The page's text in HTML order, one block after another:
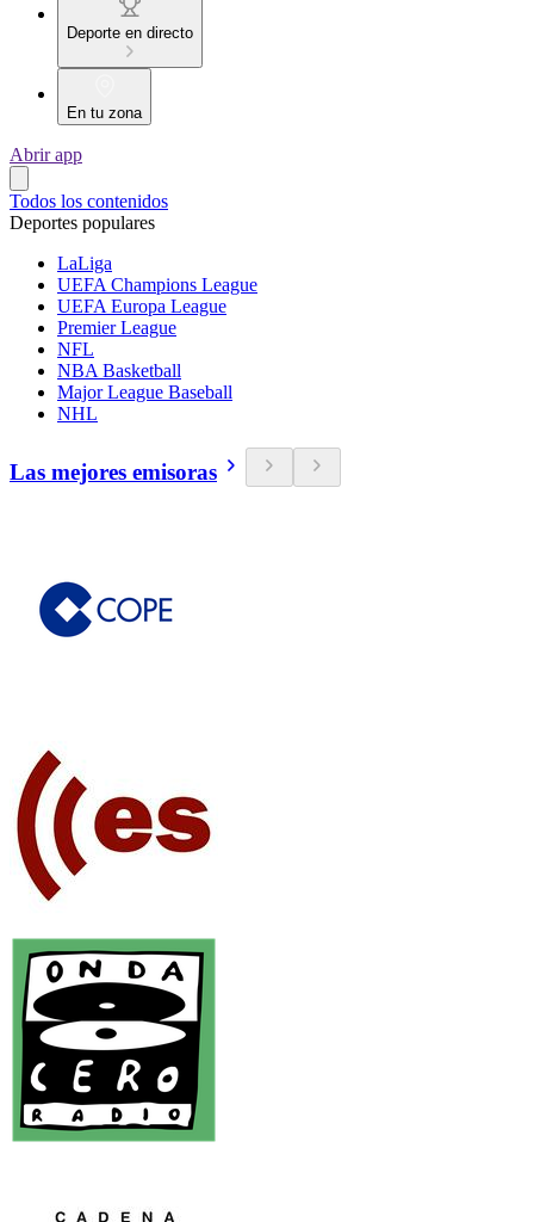
Deporte en directo
En tu zona
Abrir app
Todos los contenidos
Deportes populares
LaLiga
UEFA Champions League
UEFA Europa League
Premier League
NFL
NBA Basketball
Major League Baseball
NHL
Las mejores emisoras